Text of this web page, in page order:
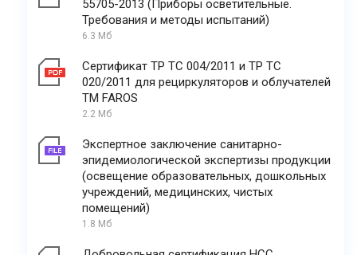
55705-2013 (Приборы осветительные.
Требования и методы испытаний)
6.3 Мб
Сертификат ТР ТС 004/2011 и ТР ТС
020/2011 для рециркуляторов и облучателей
ТМ FAROS
2.2 Мб
Экспертное заключение санитарно-
эпидемиологической экспертизы продукции
(освещение образовательных, дошкольных
учреждений, медицинских, чистых
помещений)
1.8 Мб